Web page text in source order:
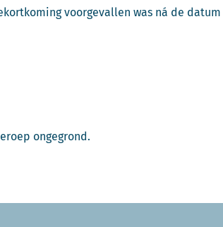
voorgevallen was ná de
ongegrond.